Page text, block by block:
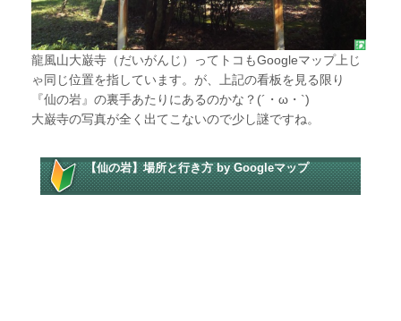
龍風山大巌寺（だいがんじ）ってトコもGoogleマップ上じ
ゃ同じ位置を指しています。が、上記の看板を見る限り
『仙の岩』の裏手あたりにあるのかな？(´・ω・`)
大巌寺の写真が全く出てこないので少し謎ですね。
【仙の岩】場所と行き方 by Googleマップ